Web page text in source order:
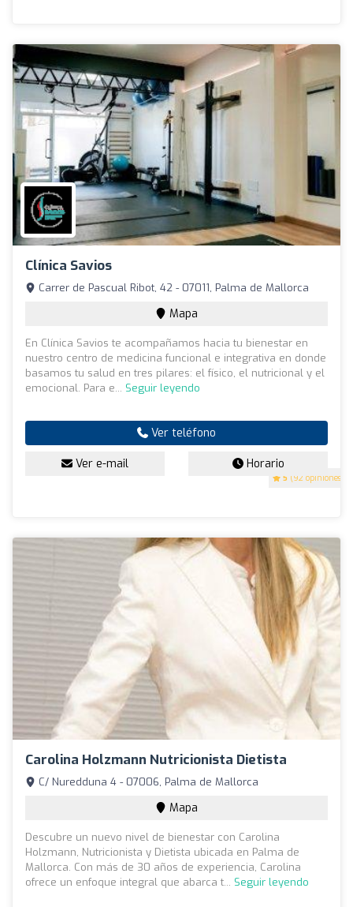
Clínica Savios
5 (92 opiniones)
Carrer de Pascual Ribot, 42 - 07011, Palma de Mallorca
Mapa
En Clínica Savios te acompañamos hacia tu bienestar en
nuestro centro de medicina funcional e integrativa en donde
basamos tu salud en tres pilares: el físico, el nutricional y el
emocional. Para e... Seguir leyendo
Ver teléfono
Ver e-mail Horario
Carolina Holzmann Nutricionista Dietista
C/ Nuredduna 4 - 07006, Palma de Mallorca
Mapa
Descubre un nuevo nivel de bienestar con Carolina
Holzmann, Nutricionista y Dietista ubicada en Palma de
Mallorca. Con más de 30 años de experiencia, Carolina
ofrece un enfoque integral que abarca t... Seguir leyendo